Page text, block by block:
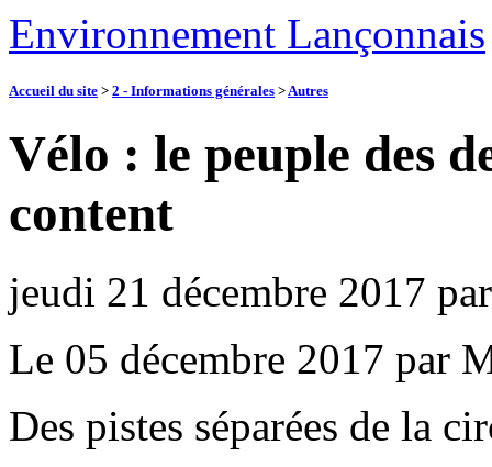
Environnement Lançonnais
Accueil du site > 2 - Informations générales >Autres
Vélo : le peuple des
content
jeudi 21 décembre 2017
Le 05 décembre 2017 par
Des pistes séparées de la